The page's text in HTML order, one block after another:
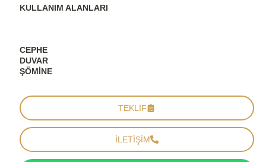
KULLANIM ALANLARI
CEPHE
DUVAR
ŞÖMINE
TEKLİF
İLETİŞİM